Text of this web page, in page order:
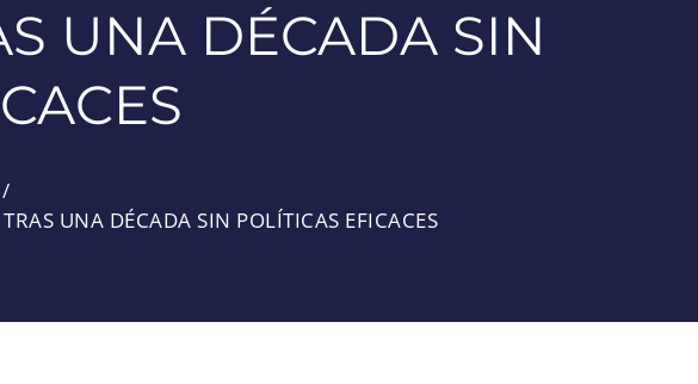
UNA DÉCADA SIN
UNA DÉCADA SIN POLÍTICAS EFICACES